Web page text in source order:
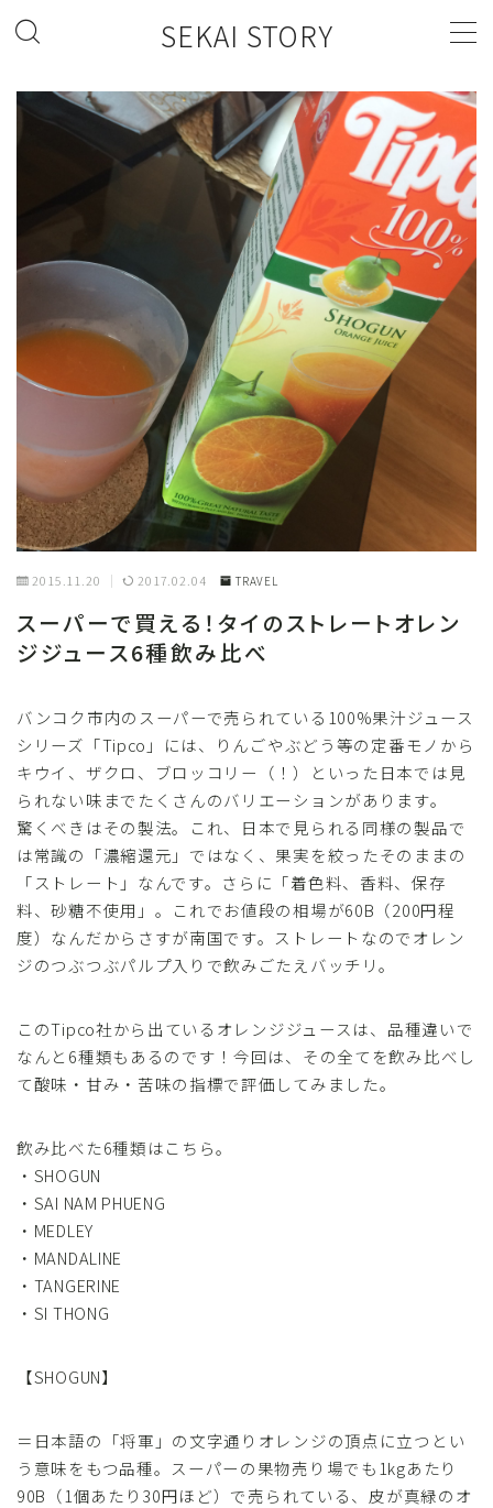
SEKAI STORY
LIFESTYLE
2015.11.20 2017.02.04 TRAVEL
スーパーで買える！タイのストレートオレン
ジジュース6種飲み比べ
バンコク市内のスーパーで売られている100%果汁ジュース
シリーズ「Tipco」には、りんごやぶどう等の定番モノから
キウイ、ザクロ、ブロッコリー（！）といった日本では見
られない味までたくさんのバリエーションがあります。
驚くべきはその製法。これ、日本で見られる同様の製品で
は常識の「濃縮還元」ではなく、果実を絞ったそのままの
「ストレート」なんです。さらに「着色料、香料、保存
料、砂糖不使用」。これでお値段の相場が60B（200円程
度）なんだからさすが南国です。ストレートなのでオレン
ジのつぶつぶパルプ入りで飲みごたえバッチリ。
このTipco社から出ているオレンジジュースは、品種違いで
なんと6種類もあるのです！今回は、その全てを飲み比べし
て酸味・甘み・苦味の指標で評価してみました。
飲み比べた6種類はこちら。
・SHOGUN
・SAI NAM PHUENG
・MEDLEY
・MANDALINE
・TANGERINE
・SI THONG
【SHOGUN】
＝日本語の「将軍」の文字通りオレンジの頂点に立つとい
う意味をもつ品種。スーパーの果物売り場でも1kgあたり
90B（1個あたり30円ほど）で売られている、皮が真緑のオ